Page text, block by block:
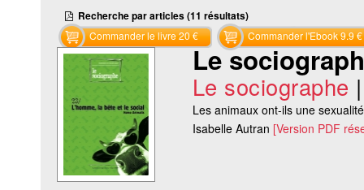
Commander le livre 20 € Commander l'Ebook 9.9 €
Recherche par articles (11 résultats)
Le
Le sociographe
Les animaux ont-ils une
Isabelle Autran [Version PDF